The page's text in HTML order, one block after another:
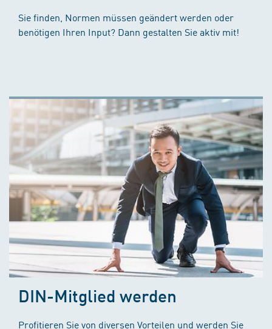
Sie finden, Normen müssen geändert werden oder
benötigen Ihren Input? Dann gestalten Sie aktiv mit!
DIN-Mitglied werden
Profitieren Sie von diversen Vorteilen und werden Sie